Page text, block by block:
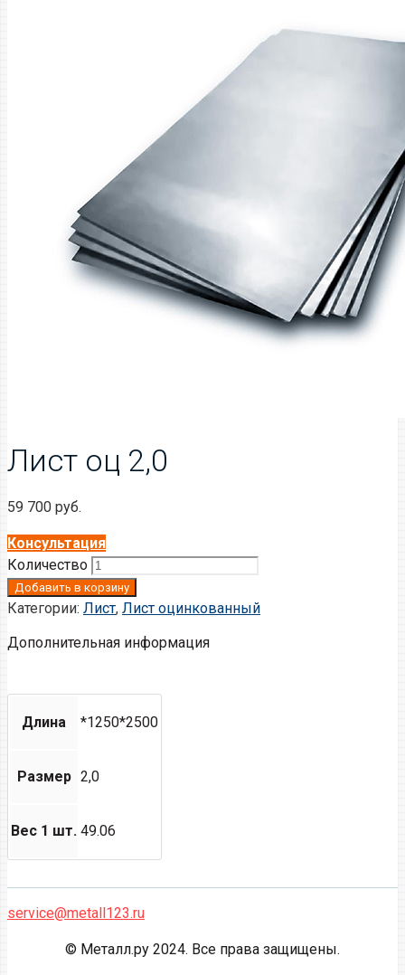
Лист оц 2,0
59 700 руб.
Консультация
Количество
Добавить в корзину
Категории: Лист, Лист оцинкованный
Дополнительная информация
Длина *1250*2500
Размер 2,0
Вес 1 шт. 49.06
service@metall123.ru
© Металл.ру 2024. Все права защищены.